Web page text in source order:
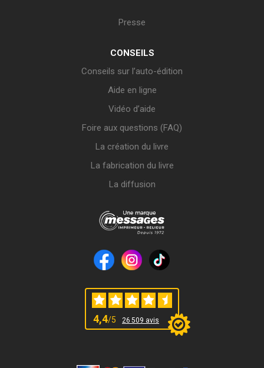
Presse
CONSEILS
Conseils sur l’auto-édition
Aide en ligne
Vidéo d’aide
Foire aux questions (FAQ)
La création du livre
La fabrication du livre
La diffusion
4,4/5 26 509 avis